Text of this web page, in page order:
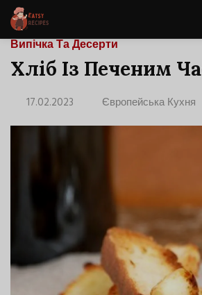
Випічка Та Десерти
Хліб Із Печеним
17.02.2023 Європейська Кухня